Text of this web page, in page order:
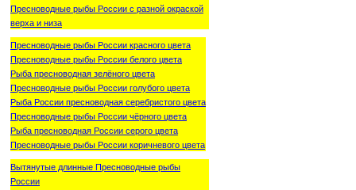
Пресноводные рыбы России с разной окраской
верха и низа
Пресноводные рыбы России красного цвета
Пресноводные рыбы России белого цвета
Рыба пресноводная зелёного цвета
Пресноводные рыбы России голубого цвета
Рыба России пресноводная серебристого цвета
Пресноводные рыбы России чёрного цвета
Рыба пресноводная России серого цвета
Пресноводные рыбы России коричневого цвета
Вытянутые длинные Пресноводные рыбы
России